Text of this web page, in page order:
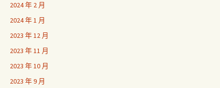
2024 年 2 月
2024 年 1 月
2023 年 12 月
2023 年 11 月
2023 年 10 月
2023 年 9 月